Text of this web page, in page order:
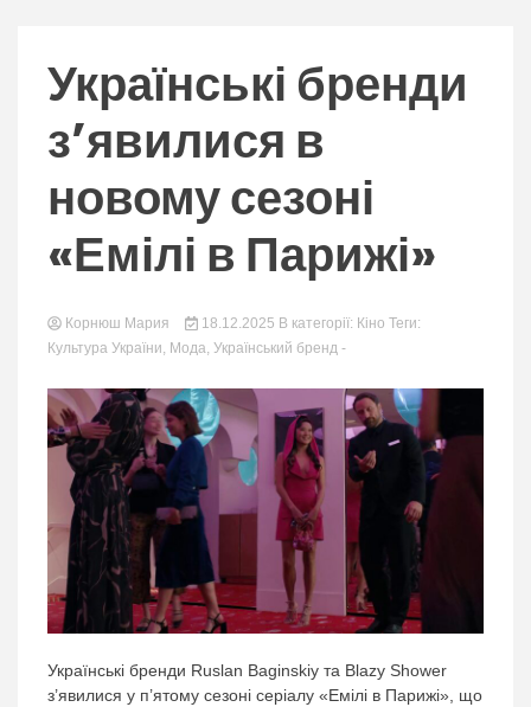
Українські бренди
з’явилися в
новому сезоні
«Емілі в Парижі»
Корнюш Мария 18.12.2025 В категорії: Кіно Теги:
Культура України, Мода, Український бренд -
Українські бренди Ruslan Baginskiy та Blazy Shower
з’явилися у п’ятому сезоні серіалу «Емілі в Парижі», що